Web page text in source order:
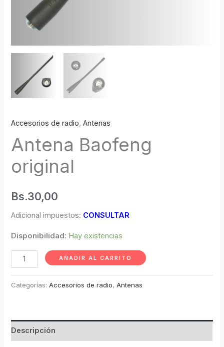
Accesorios de radio,Antenas
Antena Baofeng
original
Bs.30,00
Adicional impuestos: CONSULTAR
Disponibilidad: Hay existencias
AÑADIR AL CARRITO
Categorías:Accesorios de radio,Antenas
Descripción